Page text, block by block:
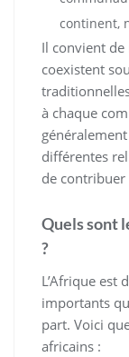
continent,
Il convient
coexistent
à chaque
différentes
de contribuer
Quels sont
?
L’Afrique est
importants
part. Voici
africains :